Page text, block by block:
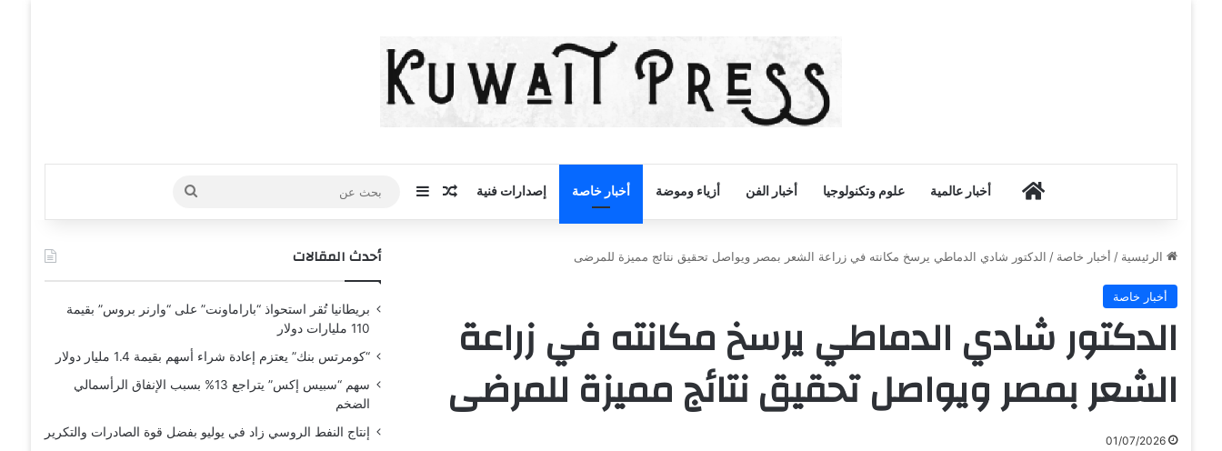
أخبار الكويت
أخبار عالمية علوم وتكنولوجيا أخبار الفن أزياء وموضة أخبار خاصة إصدارات فنية مقال عشوائي
إضافة عمود جانبي
بحث
عن
الرئيسية / أخبار خاصة / الدكتور شادي الدماطي يرسخ مكانته في زراعة الشعر بمصر ويواصل تحقيق نتائج مميزة للمرضى
أخبار خاصة
الدكتور شادي الدماطي يرسخ مكانته في زراعة
الشعر بمصر ويواصل تحقيق نتائج مميزة للمرضى
01/07/2026
أحدث المقالات
بريطانيا تُقر استحواذ “باراماونت” على “وارنر بروس” بقيمة
110 مليارات دولار
“كومرتس بنك” يعتزم إعادة شراء أسهم بقيمة 1.4 مليار دولار
سهم “سبيس إكس” يتراجع 13% بسبب الإنفاق الرأسمالي
الضخم
إنتاج النفط الروسي زاد في يوليو بفضل قوة الصادرات والتكرير